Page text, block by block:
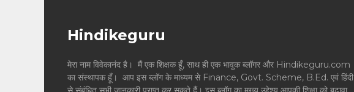
Hindikeguru
मेरा नाम विवेकानंद है। मैं एक शिक्षक हूँ, साथ ही एक भावुक ब्लॉगर और Hindikeguru.com
का संस्थापक हूँ। आप इस ब्लॉग के माध्यम से Finance, Govt. Scheme, B.Ed. एवं हिंदी